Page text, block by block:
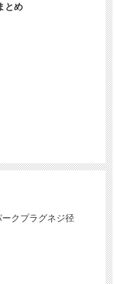
の電圧を監視して、常に
用するアクセサリーが増え
ります。電圧が下がるとバ
温度計等搭載のSTRIKER
スタ（計器盤）すべてと交
にインジケーターライトを
けるスタイリッシュなイ
意があります。
っと過酷な環境で使用した
メーターのラリーモードを
o KMH/MPH表示選択ディス
とめ
クプラグネジ径